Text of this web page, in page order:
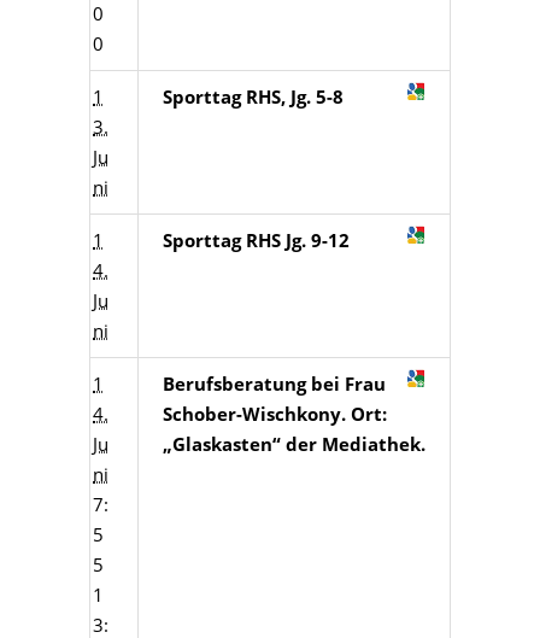
0
0
1
3.
Ju
ni
Sporttag RHS, Jg. 5-8
1
4.
Ju
ni
Sporttag RHS Jg. 9-12
1
4.
Ju
ni
7:
5
5
1
3:
Berufsberatung bei Frau
Schober-Wischkony. Ort:
„Glaskasten“ der Mediathek.